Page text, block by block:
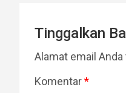
Tinggalkan
Alamat email
Komentar*